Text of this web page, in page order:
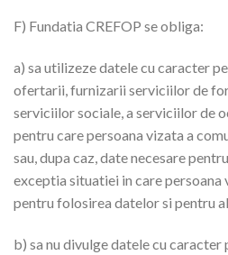
F) Fundatia CREFOP se obliga:
a) sa utilizeze datele cu caracter
ofertarii, furnizarii serviciilor de
serviciilor sociale, a serviciilor de
pentru care persoana vizata a
sau, dupa caz, date necesare
exceptia situatiei in care persoana
pentru folosirea datelor si pentru
b) sa nu divulge datele cu caracter